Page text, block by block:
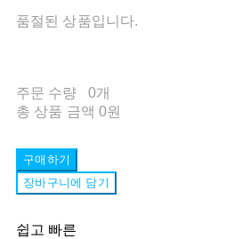
품절된 상품입니다.
주문 수량
0개
총 상품 금액 0원
구매하기
장바구니에 담기
쉽고 빠른